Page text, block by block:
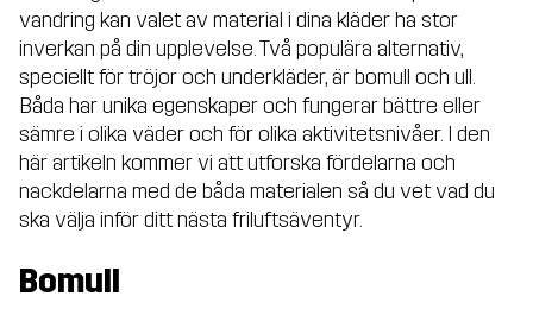
vandring kan valet av material i dina kläder ha stor
inverkan på din upplevelse. Två populära alternativ,
speciellt för tröjor och underkläder, är bomull och ull.
Båda har unika egenskaper och fungerar bättre eller
sämre i olika väder och för olika aktivitetsnivåer. I den
här artikeln kommer vi att utforska fördelarna och
nackdelarna med de båda materialen så du vet vad du
ska välja inför ditt nästa friluftsäventyr.
Bomull